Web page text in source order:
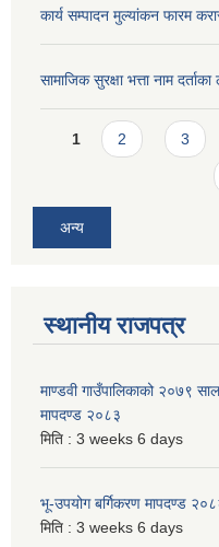
कार्य सम्पादन मुल्यांकन फारम
सामाजिक सुरक्षा भत्ता नाम
Pages
1 2 3
अन्य
स्थानीय राजपत्र
माण्डवी गाउँपालिकाको २०७९
मापदण्ड २०८३
मिति : 3 weeks 6 days
भू-उपयोग बर्गिकरण मापदण्ड
मिति : 3 weeks 6 days